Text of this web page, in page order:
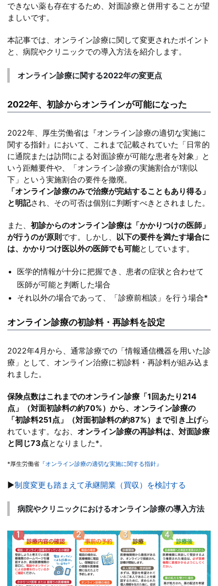
できない薬も存在するため、対面診療と併用することが望
ましいです。
本記事では、オンライン診療に関して変更されたポイント
と、病院やクリニックでの導入方法を紹介します。
オンライン診療に関する2022年の変更点
2022年、初診からオンラインが可能になった
2022年、厚生労働省は『オンライン診療の適切な実施に
関する指針』において、これまで記載されていた「日常的
に通院または訪問による対面診療が可能な患者を対象」と
いう距離要件や、「オンライン診療の実施割合が1割以
下」という実施割合の要件を撤廃。
「オンライン診療のみで治療が完結することもあり得る」
と明記され、その可否は個別に判断すべきとされました。
また、 初診からのオンライン診療は「かかりつけの医師」
が行うのが原則です。しかし、 以下の要件を満たす場合に
は、かかりつけ医以外の医師でも可能としています。
医学的情報が十分に把握でき、患者の症状と合わせて
医師が可能と判断した場合
それ以外の場合であって、「診療前相談」を行う場合*
オンライン診療の初診料・再診料を設定
2022年4月から、通常診療での「情報通信機器を用いた診
療」として、オンライン治療に初診料・再診料が組み込ま
れました。
保険点数はこれまでのオンライン診療「1回あたり214
点」（対面初診料の約70%）から、オンライン診療の
「初診料251点」（対面初診料の約87%）まで引き上げら
れています。なお、 オンライン診療の再診料は、対面診療
と同じ73点となりました*。
*厚生労働省 『オンライン診療の適切な実施に関する指針』
▶制度変更も踏まえて承継開業（買収）を検討する
病院やクリニックにおけるオンライン診療の導入方法